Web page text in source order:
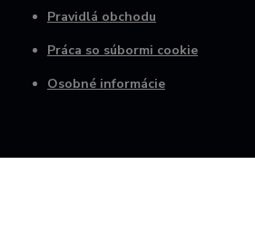
Pravidlá obchodu
Práca so súbormi cookie
Osobné informácie